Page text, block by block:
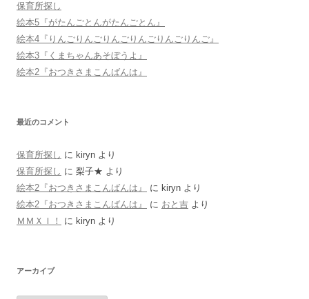
保育所探し
絵本5『がたんごとんがたんごとん』
絵本4『りんごりんごりんごりんごりんごりんご』
絵本3『くまちゃんあそぼうよ』
絵本2『おつきさまこんばんは』
最近のコメント
保育所探し に kiryn より
保育所探し に 梨子★ より
絵本2『おつきさまこんばんは』
に kiryn より
絵本2『おつきさまこんばんは』
に おと吉 より
ＭＭＸＩ！
に kiryn より
アーカイブ